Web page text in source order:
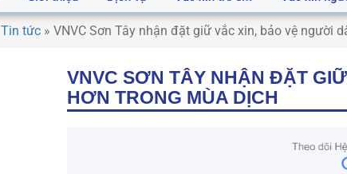
Tin tức » VNVC Sơn Tây nhận đặt giữ vắc xin, bảo vệ người
VNVC SƠN TÂY NHẬN ĐẶT
HƠN TRONG MÙA DỊCH